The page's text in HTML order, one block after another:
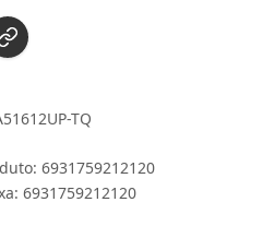
TQ
6931759212120
6931759212120